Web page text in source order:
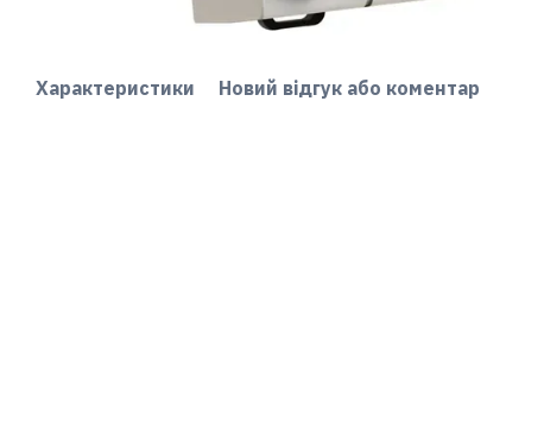
Характеристики Новий відгук або коментар